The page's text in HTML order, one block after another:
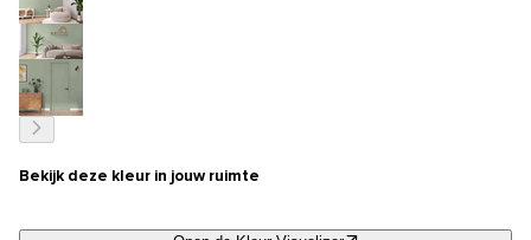
Bekijk deze kleur in jouw ruimte